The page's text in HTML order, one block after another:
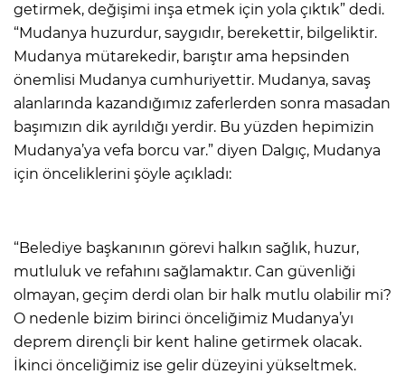
getirmek, değişimi inşa etmek için yola çıktık” dedi.
“Mudanya huzurdur, saygıdır, berekettir, bilgeliktir.
Mudanya mütarekedir, barıştır ama hepsinden
önemlisi Mudanya cumhuriyettir. Mudanya, savaş
alanlarında kazandığımız zaferlerden sonra masadan
başımızın dik ayrıldığı yerdir. Bu yüzden hepimizin
Mudanya’ya vefa borcu var.” diyen Dalgıç, Mudanya
için önceliklerini şöyle açıkladı:
“Belediye başkanının görevi halkın sağlık, huzur,
mutluluk ve refahını sağlamaktır. Can güvenliği
olmayan, geçim derdi olan bir halk mutlu olabilir mi?
O nedenle bizim birinci önceliğimiz Mudanya’yı
deprem dirençli bir kent haline getirmek olacak.
İkinci önceliğimiz ise gelir düzeyini yükseltmek.